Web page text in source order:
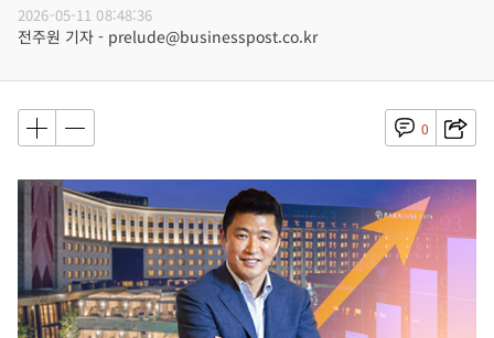
2026-05-11 08:48:36
전주원 기자 - prelude@businesspost.co.kr
0